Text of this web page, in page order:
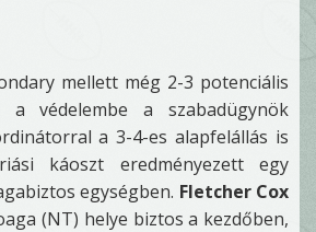
mellett még 2-3 potenciális
a védelembe a szabadügynök
a 3-4-es alapfelállás is
káoszt eredményezett egy
egységben. Fletcher Cox
(NT) helye biztos a kezdőben,